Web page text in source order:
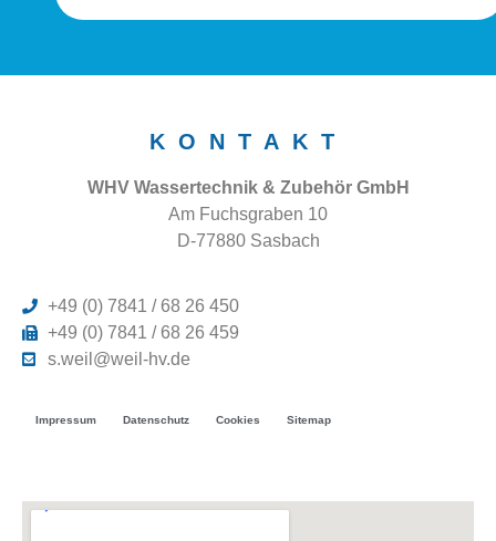
KONTAKT
WHV Wassertechnik & Zubehör GmbH
Am Fuchsgraben 10
D-77880 Sasbach
+49 (0) 7841 / 68 26 450
+49 (0) 7841 / 68 26 459
s.weil@weil-hv.de
Impressum Datenschutz Cookies Sitemap